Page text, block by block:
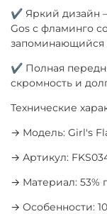
✔ Яркий дизайн
Gos с фламинго
запоминающийся
✔ Полная
скромность и
Технические
→ Модель: Girl's
→ Артикул:
→ Материал: 53%
→ Особенности: